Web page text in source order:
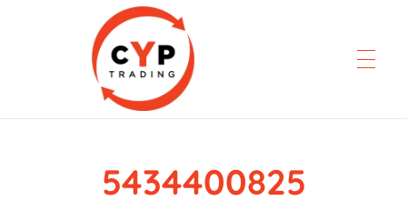
CYP Trading
Professionelle Ersatzteilbeschaffung
5434400825